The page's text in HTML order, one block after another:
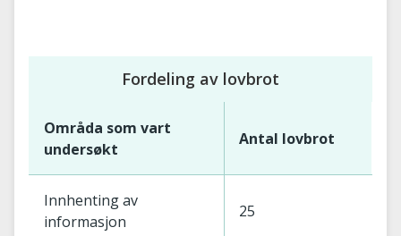
Fordeling av lovbrot
Områda som vart
undersøkt
Antal lovbrot
Innhenting av
informasjon
25